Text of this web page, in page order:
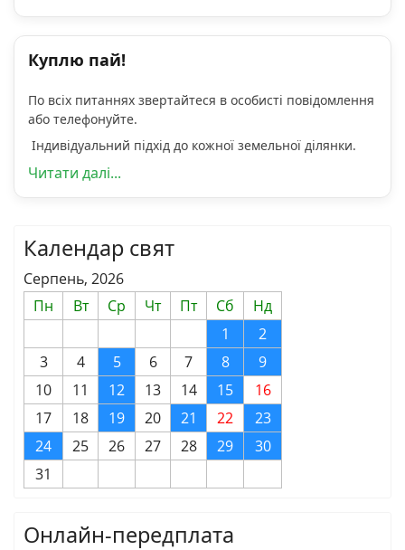
Куплю пай!
По всіх питаннях звертайтеся в особисті повідомлення
або телефонуйте.
Індивідуальний підхід до кожної земельної ділянки.
Читати далі...
Календар свят
Серпень, 2026
Пн
Вт Ср Чт Пт Сб
Нд
1
2
3
4 5 6 7 8
9
10
11 12 13 14 15
16
17
18 19 20 21 22
23
24
25 26 27 28 29
30
31
Онлайн-передплата